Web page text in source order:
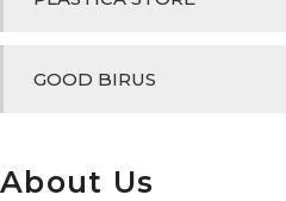
GOOD BIRUS
About Us